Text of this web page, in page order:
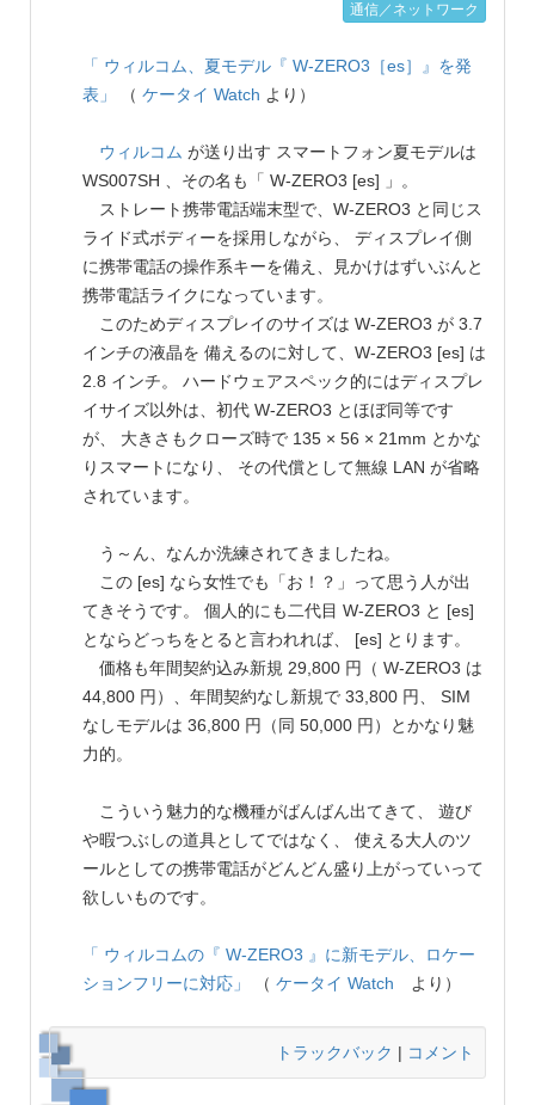
通信／ネットワーク
「 ウィルコム、夏モデル『 W-ZERO3［es］』を発
表」
（ ケータイ Watch より）
ウィルコム が送り出す スマートフォン夏モデルは
WS007SH 、その名も「 W-ZERO3 [es] 」。
ストレート携帯電話端末型で、W-ZERO3 と同じス
ライド式ボディーを採用しながら、 ディスプレイ側
に携帯電話の操作系キーを備え、見かけはずいぶんと
携帯電話ライクになっています。
このためディスプレイのサイズは W-ZERO3 が 3.7
インチの液晶を 備えるのに対して、W-ZERO3 [es] は
2.8 インチ。 ハードウェアスペック的にはディスプレ
イサイズ以外は、初代 W-ZERO3 とほぼ同等です
が、 大きさもクローズ時で 135 × 56 × 21mm とかな
りスマートになり、 その代償として無線 LAN が省略
されています。
う～ん、なんか洗練されてきましたね。
この [es] なら女性でも「お！？」って思う人が出
てきそうです。 個人的にも二代目 W-ZERO3 と [es]
とならどっちをとると言われれば、 [es] とります。
価格も年間契約込み新規 29,800 円（ W-ZERO3 は
44,800 円）、年間契約なし新規で 33,800 円、 SIM
なしモデルは 36,800 円（同 50,000 円）とかなり魅
力的。
こういう魅力的な機種がばんばん出てきて、 遊び
や暇つぶしの道具としてではなく、 使える大人のツ
ールとしての携帯電話がどんどん盛り上がっていって
欲しいものです。
「 ウィルコムの『 W-ZERO3 』に新モデル、ロケー
ションフリーに対応」
（ ケータイ Watch より）
トラックバック | コメント